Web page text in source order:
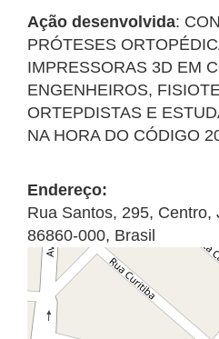
Ação desenvolvida:
PRÓTESES
IMPRESSORAS 3D EM
ENGENHEIROS,
ORTEPDISTAS E
NA HORA DO CÓDIGO
Endereço:
Rua Santos, 295, Centro,
86860-000, Brasil